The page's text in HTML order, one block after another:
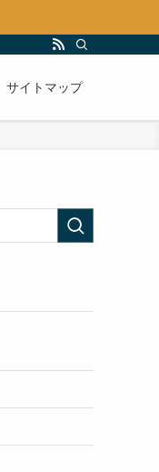
サイトマップ